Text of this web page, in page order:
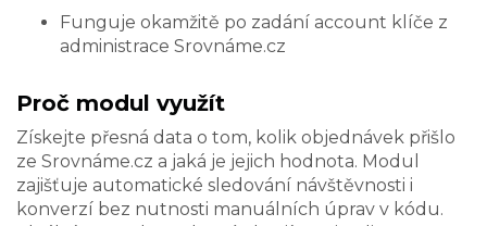
Funguje okamžitě po zadání account klíče z
administrace Srovnáme.cz
Proč modul využít
Získejte přesná data o tom, kolik objednávek přišlo
ze Srovnáme.cz a jaká je jejich hodnota. Modul
zajišťuje automatické sledování návštěvnosti i
konverzí bez nutnosti manuálních úprav v kódu.